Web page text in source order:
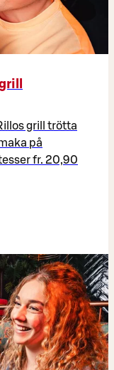
grill trötta
på
fr. 20,90